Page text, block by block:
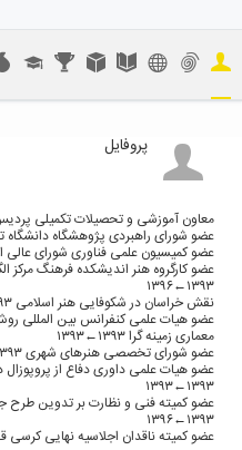
پروفایل
معاون آموزشی و تحصیلات تکمیلی پردیس
عضو شورای راهبردی پژوهشگاه دانشگاه تهران
عضو کمیسیون علمی فناوری شورای عالی انقلاب
عضو کارگروه هنر اندیشکده فرهنگ مرکز
۱۳۹۳←۱۳۹۶
نقش خراسان در شکوفایی هنر اسلامی ۱۳۹۳←۱۳۹۵
عضو هیات علمی کنفرانس بین المللی
معماری زمینه گرا ۱۳۹۳←۱۳۹۳
عضو شورای تخصصی هنرهای شهری ۱۳۹۳←۱۳۹۴
عضو هیات علمی داوری دفاع از
۱۳۹۳←۱۳۹۳
عضو کمیته فنی و نظارت بر تدوین
۱۳۹۳←۱۳۹۶
عضو کمیته ناقدان اجلاسیه نهایی کرسی